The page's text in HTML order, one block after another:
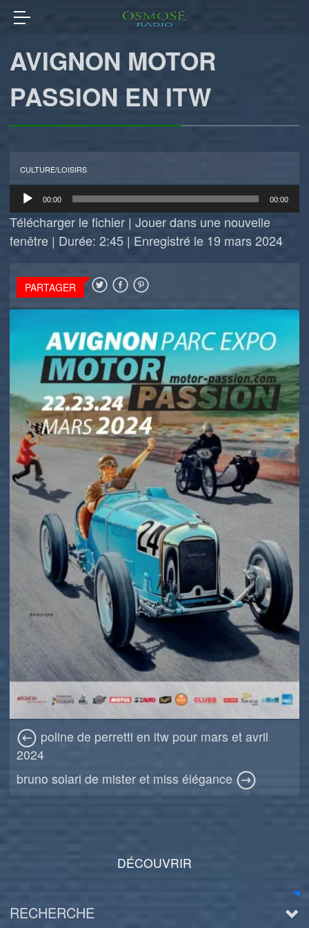
AVIGNON MOTOR
PASSION EN ITW
CULTURE/LOISIRS
Lecteur
audio
00:00 00:00
Télécharger le fichier |Jouer dans une nouvelle
fenêtre | Durée: 2:45 | Enregistré le 19 mars 2024
PARTAGER
poline de perretti en itw pour mars et avril
2024
bruno solari de mister et miss élégance
DÉCOUVRIR
RECHERCHE